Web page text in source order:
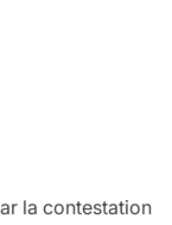
la contestation